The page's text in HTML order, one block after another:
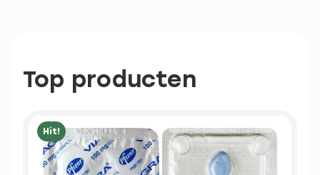
Top producten
Hit!